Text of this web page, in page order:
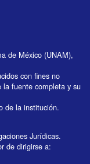
de México (UNAM),
con fines no
la fuente completa y su
de la institución.
Jurídicas.
de dirigirse a: